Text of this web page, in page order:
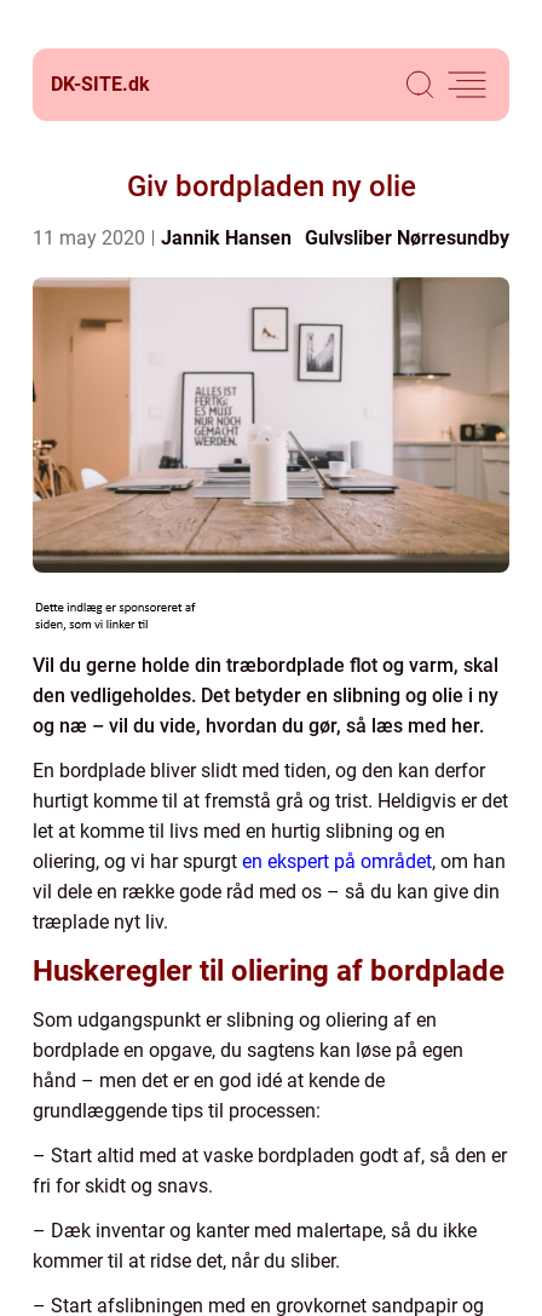
DK-SITE.dk
Giv bordpladen ny olie
11 may 2020 Jannik Hansen Gulvsliber Nørresundby
Vil du gerne holde din træbordplade flot og varm, skal
den vedligeholdes. Det betyder en slibning og olie i ny
og næ – vil du vide, hvordan du gør, så læs med her.
En bordplade bliver slidt med tiden, og den kan derfor
hurtigt komme til at fremstå grå og trist. Heldigvis er det
let at komme til livs med en hurtig slibning og en
oliering, og vi har spurgt en ekspert på området, om han
vil dele en række gode råd med os – så du kan give din
træplade nyt liv.
Huskeregler til oliering af bordplade
Som udgangspunkt er slibning og oliering af en
bordplade en opgave, du sagtens kan løse på egen
hånd – men det er en god idé at kende de
grundlæggende tips til processen:
– Start altid med at vaske bordpladen godt af, så den er
fri for skidt og snavs.
– Dæk inventar og kanter med malertape, så du ikke
kommer til at ridse det, når du sliber.
– Start afslibningen med en grovkornet sandpapir og